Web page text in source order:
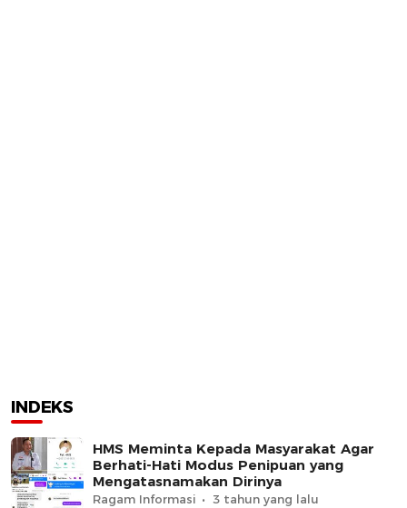
INDEKS
HMS Meminta Kepada Masyarakat Agar
Berhati-Hati Modus Penipuan yang
Mengatasnamakan Dirinya
Ragam Informasi 3 tahun yang lalu